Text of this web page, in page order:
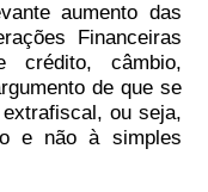
aumento das
Financeiras
crédito, câmbio,
de que se
ou seja,
e não à simples